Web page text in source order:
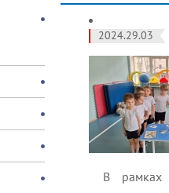
2024.29.03
В рамках